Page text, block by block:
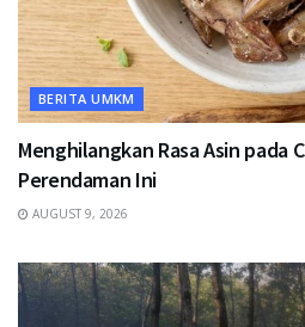
BERITA UMKM
Menghilangkan Rasa Asin pada
Perendaman Ini
AUGUST 9, 2026